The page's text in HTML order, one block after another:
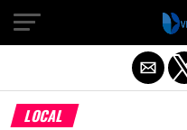
LOCAL
Salir de